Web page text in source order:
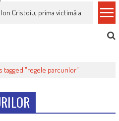
Cristoiu, prima victimă a noi
tagged "regele parcurilor"